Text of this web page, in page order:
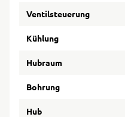
Ventilsteuerung
Kühlung
Hubraum
Bohrung
Hub